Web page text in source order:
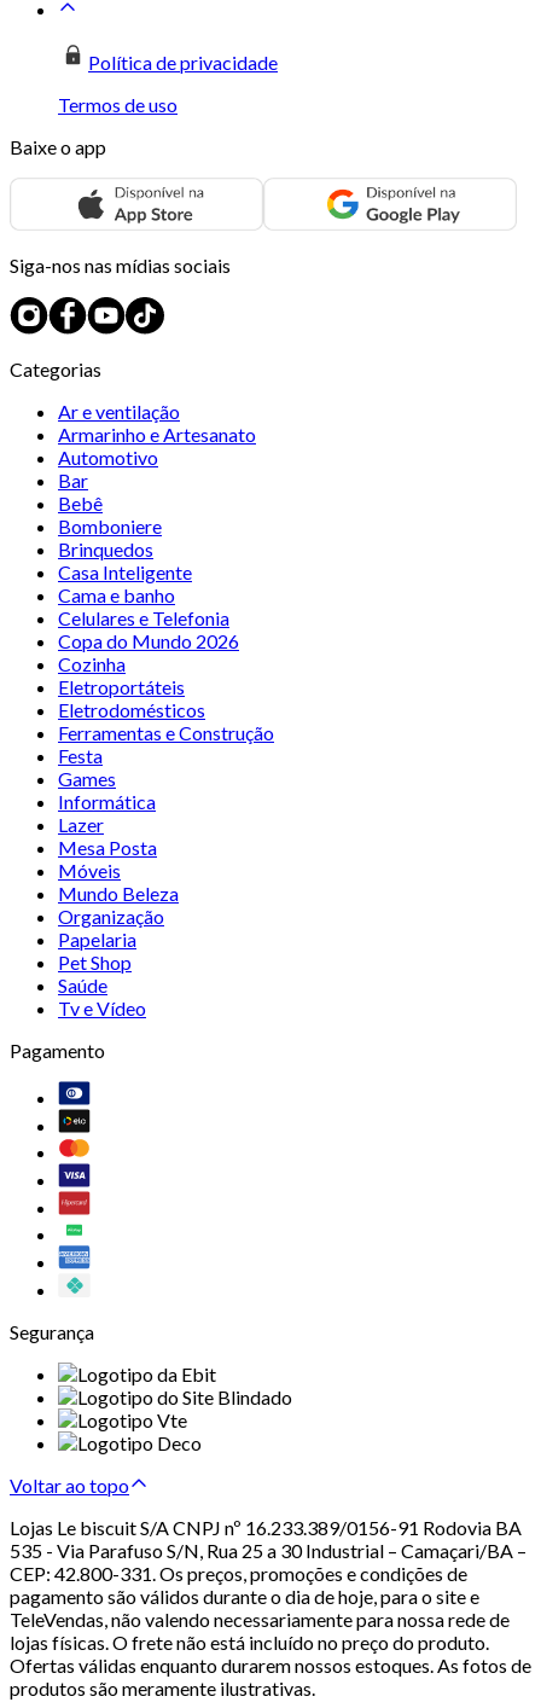
Política de privacidade
Termos de uso
Baixe o app
Siga-nos nas mídias sociais
Categorias
Ar e ventilação
Armarinho e Artesanato
Automotivo
Bar
Bebê
Bomboniere
Brinquedos
Casa Inteligente
Cama e banho
Celulares e Telefonia
Copa do Mundo 2026
Cozinha
Eletroportáteis
Eletrodomésticos
Ferramentas e Construção
Festa
Games
Informática
Lazer
Mesa Posta
Móveis
Mundo Beleza
Organização
Papelaria
Pet Shop
Saúde
Tv e Vídeo
Pagamento
Segurança
Voltar ao topo
Lojas Le biscuit S/A CNPJ nº 16.233.389/0156-91 Rodovia BA
535 - Via Parafuso S/N, Rua 25 a 30 Industrial – Camaçari/BA –
CEP: 42.800-331. Os preços, promoções e condições de
pagamento são válidos durante o dia de hoje, para o site e
TeleVendas, não valendo necessariamente para nossa rede de
lojas físicas. O frete não está incluído no preço do produto.
Ofertas válidas enquanto durarem nossos estoques. As fotos de
produtos são meramente ilustrativas.